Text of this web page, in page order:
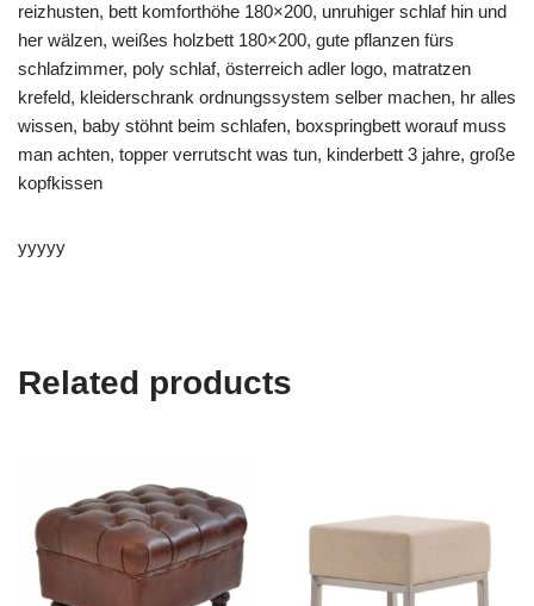
reizhusten, bett komforthöhe 180×200, unruhiger schlaf hin und
her wälzen, weißes holzbett 180×200, gute pflanzen fürs
schlafzimmer, poly schlaf, österreich adler logo, matratzen
krefeld, kleiderschrank ordnungssystem selber machen, hr alles
wissen, baby stöhnt beim schlafen, boxspringbett worauf muss
man achten, topper verrutscht was tun, kinderbett 3 jahre, große
kopfkissen
yyyyy
Related products